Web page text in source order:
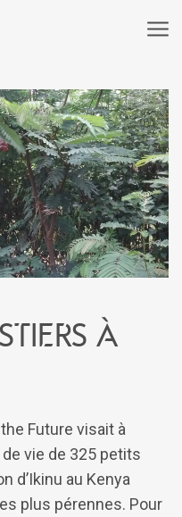
à
Future visait à
vie de 325 petits
d’Ikinu au Kenya
plus pérennes. Pour